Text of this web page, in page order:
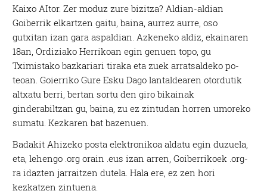
Kaixo AItor. Zer moduz zure bizitza? Aldian-aldian
Goiberrik elkartzen gaitu, baina, aurrez aurre, oso
gutxitan izan gara aspaldian. Azkeneko aldiz, ekainaren
18an, Ordiziako Herrikoan egin genuen topo, gu
Tximistako bazkariari tiraka eta zuek arratsaldeko po-
teoan. Goierriko Gure Esku Dago lantaldearen otordutik
altxatu berri, bertan sortu den giro bikainak
ginderabiltzan gu, baina, zu ez zintudan horren umoreko
sumatu. Kezkaren bat bazenuen.
Badakit Ahizeko posta elektronikoa aldatu egin duzuela,
eta, lehengo .org orain .eus izan arren, Goiberrikoek .org-
ra idazten jarraitzen dutela. Hala ere, ez zen hori
kezkatzen zintuena.